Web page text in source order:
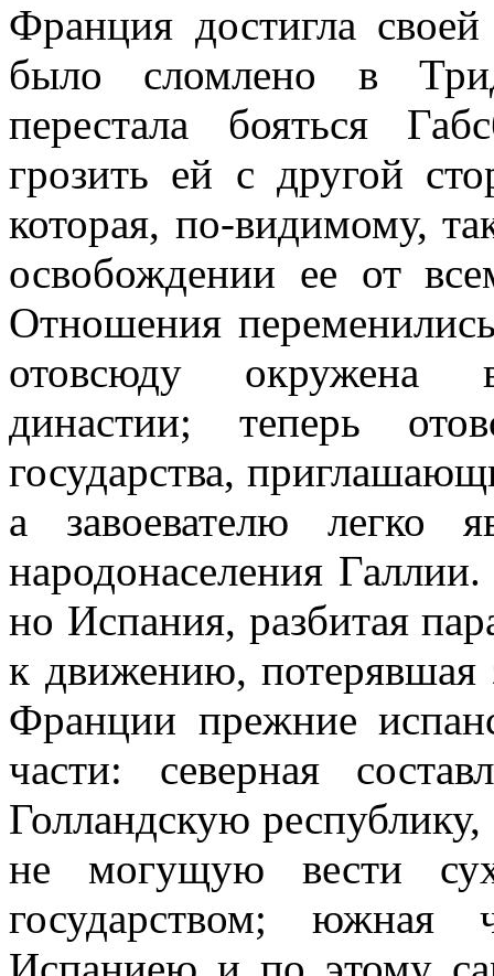
Франция достигла
было сломлено в
перестала бояться
грозить ей с другой
которая, по-видимому,
освобождении ее от
Отношения
отовсюду окружена
династии; теперь
государства,
а завоевателю легко
народонаселения
но Испания, разбитая
к движению, потерявшая
Франции прежние
части: северная
Голландскую
не могущую вести
государством; южная